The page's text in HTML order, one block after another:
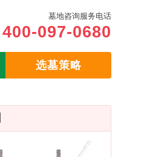
墓地咨询服务电话
400-097-0680
选墓策略